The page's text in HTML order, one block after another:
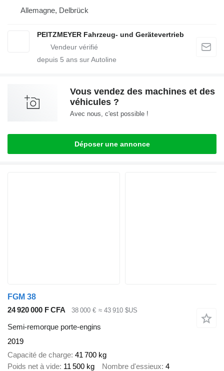
Allemagne, Delbrück
PEITZMEYER Fahrzeug- und Gerätevertrieb
depuis 5 ans sur Autoline
Vous vendez des machines et des
véhicules ?
Avec nous, c'est possible !
Déposer une annonce
FGM 38
24 920 000 F CFA
38 000 € ≈ 43 910 $US
Semi-remorque porte-engins
2019
Capacité de charge 41 700 kg
Poids net à vide 11 500 kg Nombre d'essieux 4